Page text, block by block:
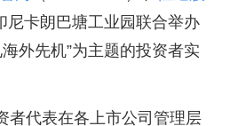
尼卡朗巴塘工业园联合举办
外先机”为主题的投资者实
者代表在各上市公司管理层